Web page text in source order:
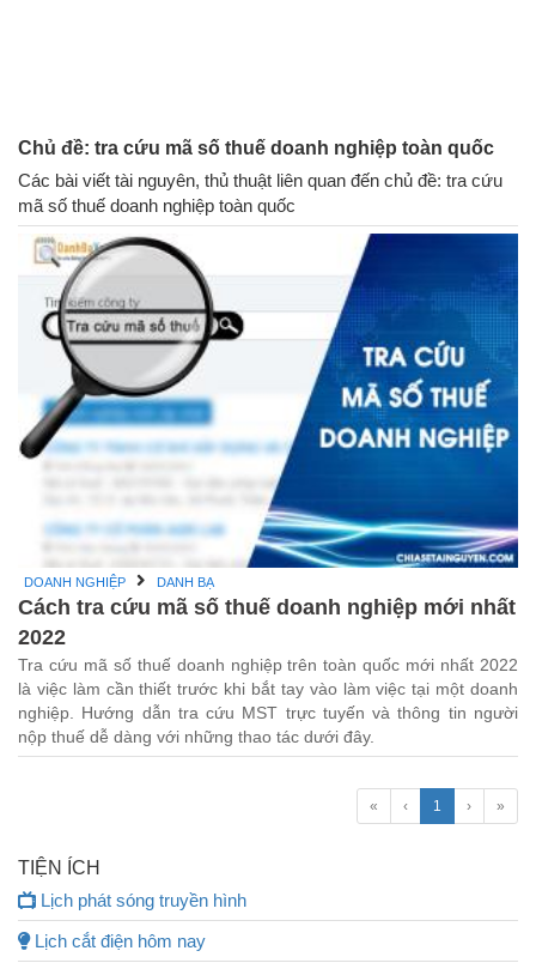
Chủ đề: tra cứu mã số thuế doanh nghiệp toàn quốc
Các bài viết tài nguyên, thủ thuật liên quan đến chủ đề: tra cứu
mã số thuế doanh nghiệp toàn quốc
DOANH NGHIỆP DANH BẠ
Cách tra cứu mã số thuế doanh nghiệp mới nhất
2022
Tra cứu mã số thuế doanh nghiệp trên toàn quốc mới nhất 2022
là việc làm cần thiết trước khi bắt tay vào làm việc tại một doanh
nghiệp. Hướng dẫn tra cứu MST trực tuyến và thông tin người
nộp thuế dễ dàng với những thao tác dưới đây.
« ‹ 1 › »
TIỆN ÍCH
Lịch phát sóng truyền hình
Lịch cắt điện hôm nay